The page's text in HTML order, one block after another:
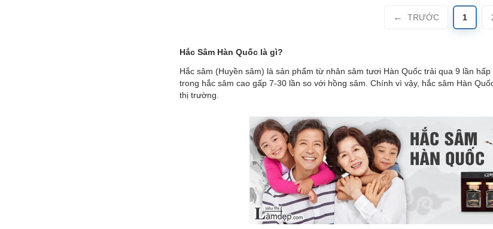
Hắc Sâm Hàn Quốc là gì?
Hắc sâm (Huyền sâm) là sản phẩm từ nhân sâm tươi Hàn Quốc trải qua 9 lần
trong hắc sâm cao gấp 7-30 lần so với hồng sâm. Chính vì vậy, hắc sâm Hàn
thị trường.
TRƯỚC 1